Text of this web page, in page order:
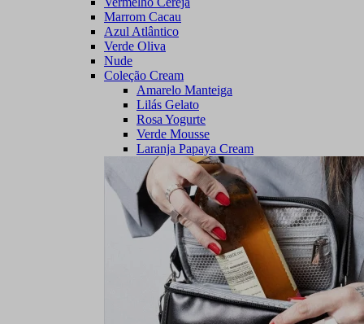
Marrom Cacau
Azul Atlântico
Verde Oliva
Nude
Coleção Cream
Amarelo Manteiga
Lilás Gelato
Rosa Yogurte
Verde Mousse
Laranja Papaya Cream